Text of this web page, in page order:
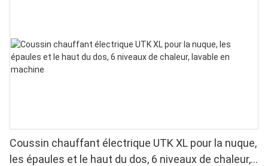
Coussin chauffant électrique UTK XL pour la nuque,
les épaules et le haut du dos, 6 niveaux de chaleur,